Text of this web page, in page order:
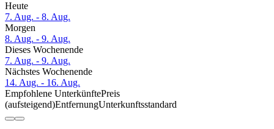
Heute
7. Aug. - 8. Aug.
Morgen
8. Aug. - 9. Aug.
Dieses Wochenende
7. Aug. - 9. Aug.
Nächstes Wochenende
14. Aug. - 16. Aug.
Empfohlene UnterkünftePreis
(aufsteigend)EntfernungUnterkunftsstandard